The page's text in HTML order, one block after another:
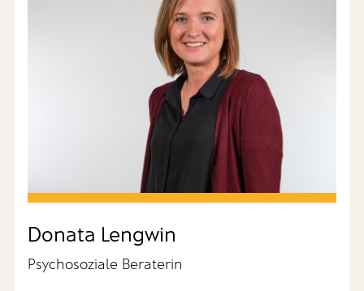
Donata Lengwin
Psychosoziale Beraterin